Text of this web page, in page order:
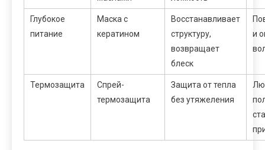
Глубокое
питание
Маска с
кератином
Восстанавливает
структуру,
возвращает
блеск
и
Термозащита
Спрей-
термозащита
Защита от тепла
без утяжеления